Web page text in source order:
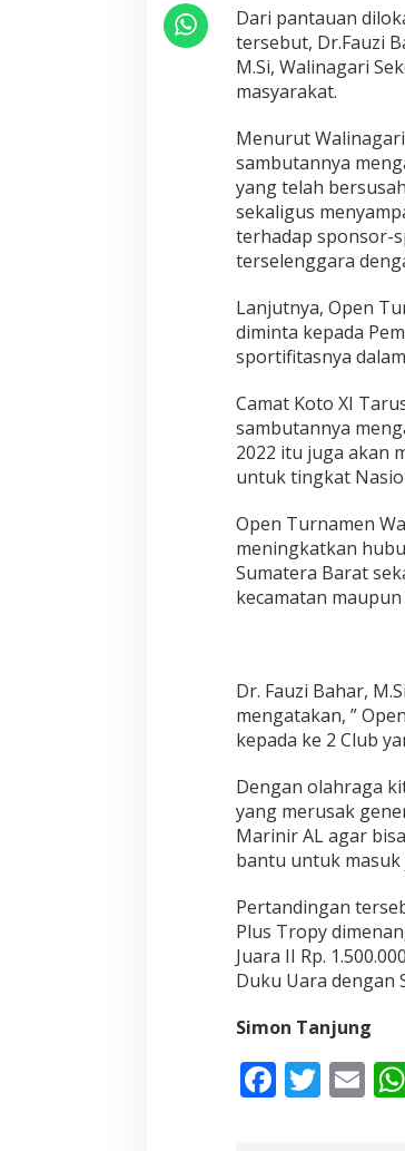
a
r
u
s
C
u
p
2
0
2
2
e
s
m
i
i
t
u
u
O
l
e
h
K
a
K
A
M
S
m
b
r
Dari pantauan
tersebut, Dr.Fauzi
M.Si, Walinagari
masyarakat.
Menurut
sambutannya
yang telah
sekaligus
terhadap sponsor-
terselenggara
Lanjutnya, Open
diminta kepada
sportifitasnya
Camat Koto XI
sambutannya
2022 itu juga akan
untuk tingkat
Open Turnamen
meningkatkan
Sumatera Barat
kecamatan
Dr. Fauzi Bahar,
mengatakan, ”
kepada ke 2 Club
Dengan olahraga
yang merusak
Marinir AL agar
bantu untuk masuk
Pertandingan
Plus Tropy
Juara II Rp.
Duku Uara dengan
Simon Tanjung
F T E